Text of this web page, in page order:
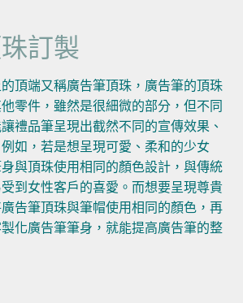
訂製
頂端又稱廣告筆頂珠，廣告筆的頂珠
零件，雖然是很細微的部分，但不同
禮品筆呈現出截然不同的宣傳效果、
如，若是想呈現可愛、柔和的少女
與頂珠使用相同的顏色設計，與傳統
到女性客戶的喜愛。而想要呈現尊貴
告筆頂珠與筆帽使用相同的顏色，再
化廣告筆筆身，就能提高廣告筆的整